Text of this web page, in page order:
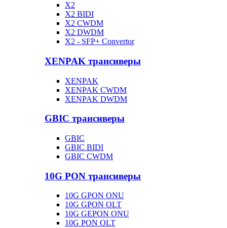
X2
X2 BIDI
X2 CWDM
X2 DWDM
X2 - SFP+ Convertor
XENPAK трансиверы
XENPAK
XENPAK CWDM
XENPAK DWDM
GBIC трансиверы
GBIC
GBIC BIDI
GBIC CWDM
10G PON трансиверы
10G GPON ONU
10G GPON OLT
10G GEPON ONU
10G PON OLT